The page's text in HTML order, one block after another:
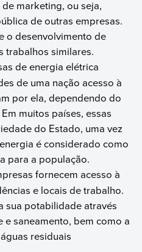
marketing, ou seja,
de outras empresas.
o desenvolvimento de
trabalhos similares.
de energia elétrica
de uma nação acesso à
por ela, dependendo do
muitos países, essas
do Estado, uma vez
é considerado como
para a população.
fornecem acesso à
e locais de trabalho.
sua potabilidade através
saneamento, bem como a
residuais